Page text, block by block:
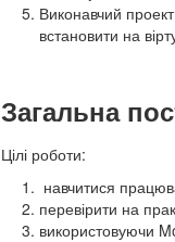
Виконавчий
встановити на
Загальна
Цілі роботи:
навчитися
перевірити на
використовуючи